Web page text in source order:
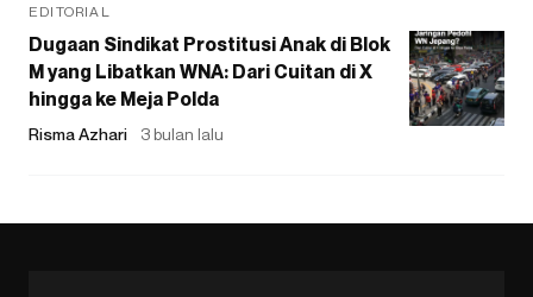
EDITORIAL
Dugaan Sindikat Prostitusi Anak di Blok
M yang Libatkan WNA: Dari Cuitan di X
hingga ke Meja Polda
Risma Azhari 3 bulan lalu